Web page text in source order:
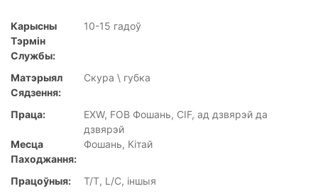
Карысны
Тэрмін
Службы:
10-15 гадоў
Матэрыял
Сядзення:
Скура \ губка
Праца:
EXW, FOB Фошань, CIF, ад дзвярэй да
дзвярэй
Месца
Паходжання:
Фошань, Кітай
Працоўныя:
T/T, L/C, іншыя